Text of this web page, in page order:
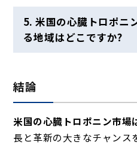
5. 米国の心臓トロポニ
る地域はどこですか?
結論
米国の心臓トロポニン市場
長と革新の大きなチャンス